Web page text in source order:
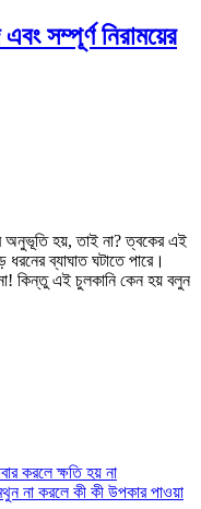
সম্পূর্ণ নিরাময়ের
অনুভূতি হয়, তাই না? ত্বকের এই
ব্যাঘাত ঘটাতে পারে।
কিন্তু এই চুলকানি কেন হয় বলুন
করলে ক্ষতি হয় না
না করলে কী কী উপকার পাওয়া